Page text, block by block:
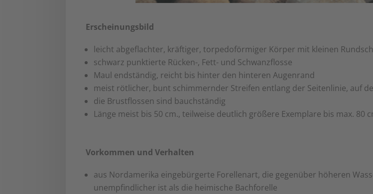
Erscheinungsbild
leicht abgeflachter, kräftiger, torpedoförmiger Körper mit kleinen
schwarz punktierte Rücken-, Fett- und Schwanzflosse
Maul endständig, reicht bis hinter den hinteren Augenrand
meist rötlicher, bunt schimmernder Streifen entlang der Seitenlinie, auf
die Brustflossen sind bauchständig
Länge meist bis 50 cm., teilweise deutlich größere Exemplare bis max. 80
Vorkommen und Verhalten
aus Nordamerika eingebürgerte Forellenart, die gegenüber höheren
unempfindlicher ist als die heimische Bachforelle